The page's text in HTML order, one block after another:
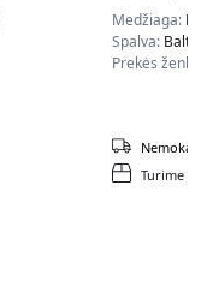
Medžiaga:
Spalva: Balta
Prekės
Turime